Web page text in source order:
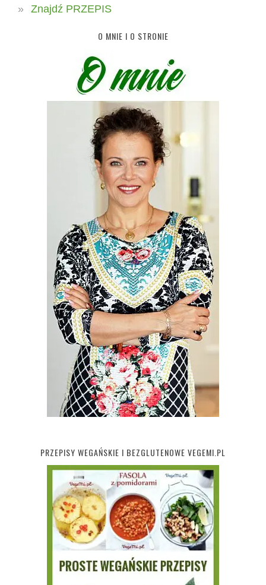
Znajdź PRZEPIS
O MNIE I O STRONIE
PRZEPISY WEGAŃSKIE I BEZGLUTENOWE VEGEMI.PL